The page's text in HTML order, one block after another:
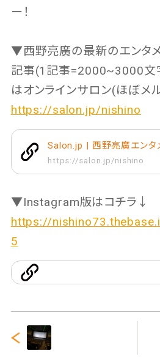
ー！
▼西野亮廣の最新のエンタ
記事(1記事=2000~3000文
はオンラインサロン(ほぼメ
https://salon.jp/nishino
Salon.jp | 西野亮廣エンタ
https://salon.jp/nishino
▼Instagram版はコチラ↓
https://
5